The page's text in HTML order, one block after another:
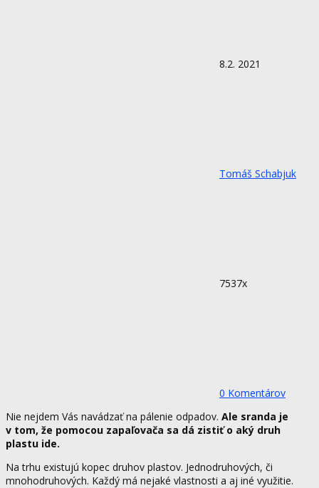
8.2. 2021
Tomáš Schabjuk
7537x
0 Komentárov
Nie nejdem Vás navádzať na pálenie odpadov. Ale sranda je
v tom, že pomocou zapaľovača sa dá zistiť o aký druh
plastu ide.
Na trhu existujú kopec druhov plastov. Jednodruhových, či
mnohodruhových. Každý má nejaké vlastnosti a aj iné využitie.